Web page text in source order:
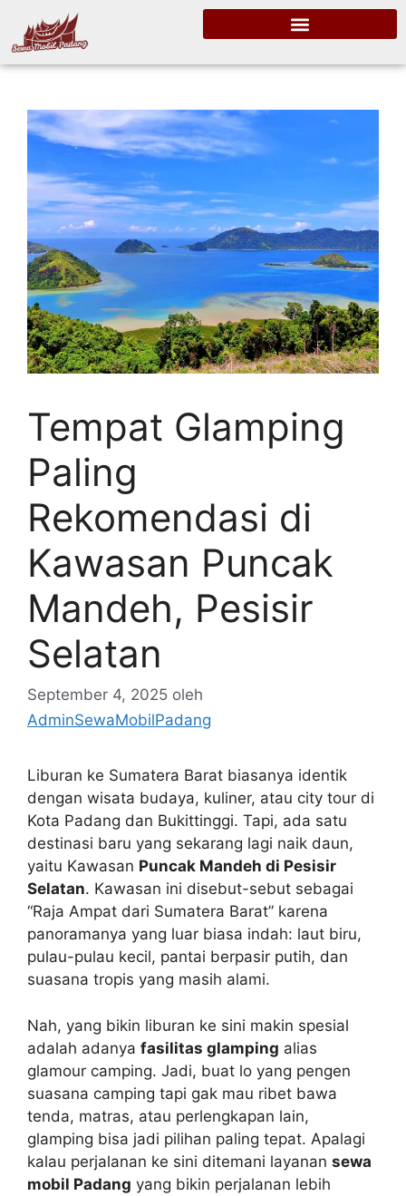
Tempat Glamping
Paling
Rekomendasi di
Kawasan Puncak
Mandeh, Pesisir
Selatan
September 4, 2025 oleh
AdminSewaMobilPadang
Liburan ke Sumatera Barat biasanya identik
dengan wisata budaya, kuliner, atau city tour di
Kota Padang dan Bukittinggi. Tapi, ada satu
destinasi baru yang sekarang lagi naik daun,
yaitu Kawasan Puncak Mandeh di Pesisir
Selatan. Kawasan ini disebut-sebut sebagai
“Raja Ampat dari Sumatera Barat” karena
panoramanya yang luar biasa indah: laut biru,
pulau-pulau kecil, pantai berpasir putih, dan
suasana tropis yang masih alami.
Nah, yang bikin liburan ke sini makin spesial
adalah adanya fasilitas glamping alias
glamour camping. Jadi, buat lo yang pengen
suasana camping tapi gak mau ribet bawa
tenda, matras, atau perlengkapan lain,
glamping bisa jadi pilihan paling tepat. Apalagi
kalau perjalanan ke sini ditemani layanan sewa
mobil Padang yang bikin perjalanan lebih